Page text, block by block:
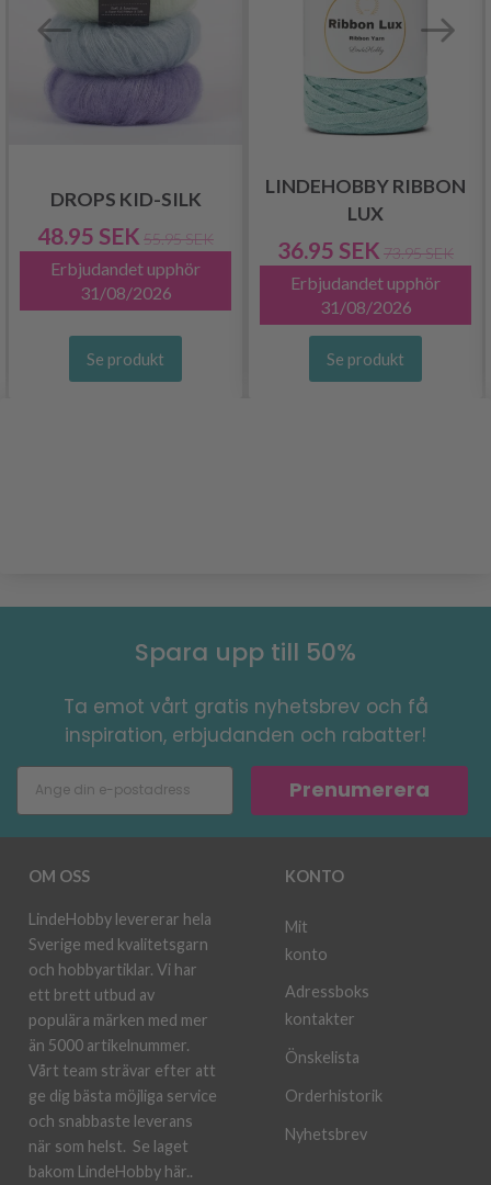
DROPS KID-SILK
48.95 SEK 55.95 SEK
Erbjudandet upphör
31/08/2026
Se produkt
LINDEHOBBY RIBBON
LUX
36.95 SEK 73.95 SEK
Erbjudandet upphör
31/08/2026
Se produkt
Spara upp till 50%
Ta emot vårt gratis nyhetsbrev och få
inspiration, erbjudanden och rabatter!
Prenumerera
OM OSS
LindeHobby levererar hela
Sverige med kvalitetsgarn
och hobbyartiklar. Vi har
ett brett utbud av
populära märken med mer
än 5000 artikelnummer.
Vårt team strävar efter att
ge dig bästa möjliga service
och snabbaste leverans
när som helst. Se laget
bakom LindeHobby här..
KONTO
Mit
konto
Adressboks
kontakter
Önskelista
Orderhistorik
Nyhetsbrev